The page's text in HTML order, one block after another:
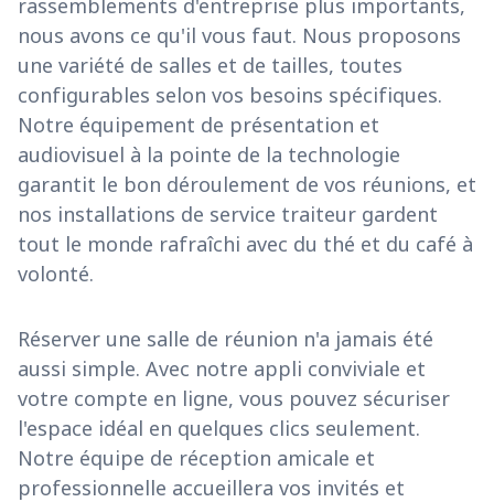
nous avons ce qu'il vous faut. Nous proposons
une variété de salles et de tailles, toutes
configurables selon vos besoins spécifiques.
Notre équipement de présentation et
audiovisuel à la pointe de la technologie
garantit le bon déroulement de vos réunions, et
nos installations de service traiteur gardent
tout le monde rafraîchi avec du thé et du café à
volonté.
Réserver une salle de réunion n'a jamais été
aussi simple. Avec notre appli conviviale et
votre compte en ligne, vous pouvez sécuriser
l'espace idéal en quelques clics seulement.
Notre équipe de réception amicale et
professionnelle accueillera vos invités et